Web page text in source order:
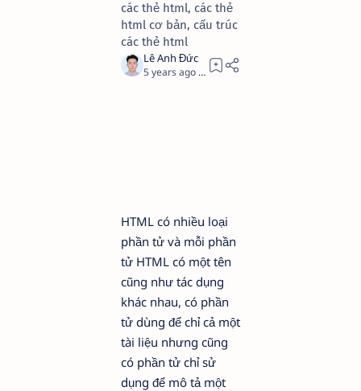
các thẻ html, các thẻ
html cơ bản, cấu trúc
các thẻ html
5 years ago 41
HTML có nhiều loại
phần tử và mỗi phần
tử HTML có một tên
cũng như tác dụng
khác nhau, có phần
tử dùng để chỉ cả một
tài liệu nhưng cũng
có phần tử chỉ sử
dụng để mô tả một